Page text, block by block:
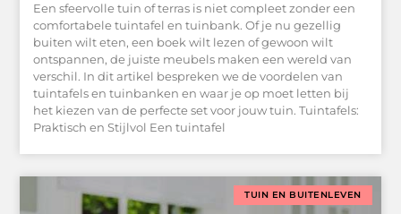
Een sfeervolle tuin of terras is niet compleet zonder een
comfortabele tuintafel en tuinbank. Of je nu gezellig
buiten wilt eten, een boek wilt lezen of gewoon wilt
ontspannen, de juiste meubels maken een wereld van
verschil. In dit artikel bespreken we de voordelen van
tuintafels en tuinbanken en waar je op moet letten bij
het kiezen van de perfecte set voor jouw tuin. Tuintafels:
Praktisch en Stijlvol Een tuintafel
TUIN EN BUITENLEVEN